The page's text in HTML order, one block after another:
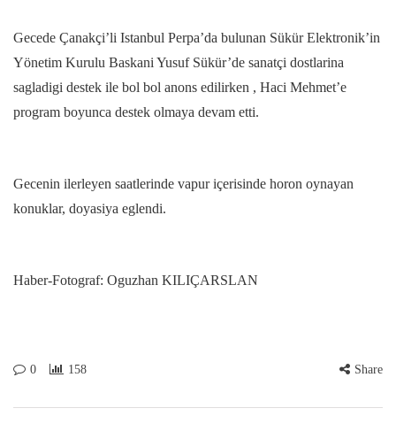
Gecede Çanakçi’li Istanbul Perpa’da bulunan Sükür Elektronik’in
Yönetim Kurulu Baskani Yusuf Sükür’de sanatçi dostlarina
sagladigi destek ile bol bol anons edilirken , Haci Mehmet’e
program boyunca destek olmaya devam etti.
Gecenin ilerleyen saatlerinde vapur içerisinde horon oynayan
konuklar, doyasiya eglendi.
Haber-Fotograf: Oguzhan KILIÇARSLAN
0 158 Share